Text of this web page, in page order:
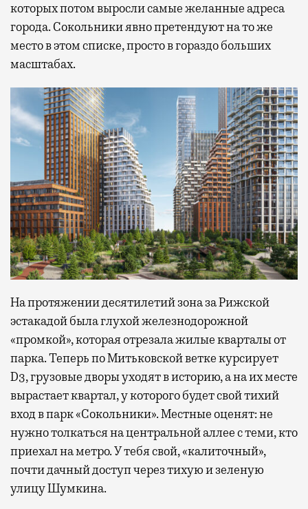
которых потом выросли самые желанные адреса
города. Сокольники явно претендуют на то же
место в этом списке, просто в гораздо больших
масштабах.
На протяжении десятилетий зона за Рижской
эстакадой была глухой железнодорожной
«промкой», которая отрезала жилые кварталы от
парка. Теперь по Митьковской ветке курсирует
D3, грузовые дворы уходят в историю, а на их месте
вырастает квартал, у которого будет свой тихий
вход в парк «Сокольники». Местные оценят: не
нужно толкаться на центральной аллее с теми, кто
приехал на метро. У тебя свой, «калиточный»,
почти дачный доступ через тихую и зеленую
улицу Шумкина.